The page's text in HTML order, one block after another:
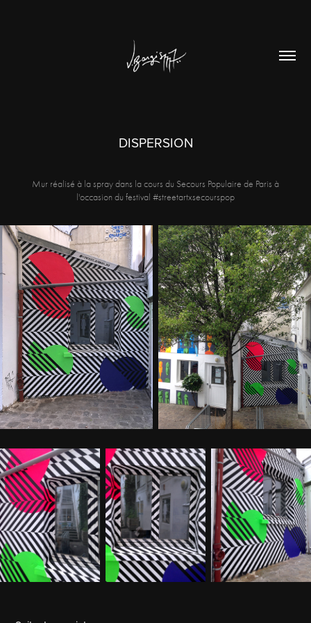
DISPERSION
Mur réalisé à la spray dans la cours du Secours Populaire de Paris à
l'occasion du festival #streetartxsecourspop